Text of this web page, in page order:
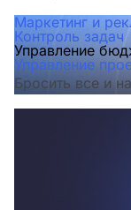
Маркетинг и
Контроль задач
Управление
Управление
Бросить все и